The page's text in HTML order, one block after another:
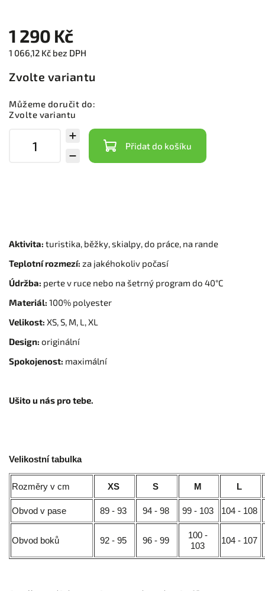
1 290 Kč
1 066,12 Kč bez DPH
Zvolte variantu
Můžeme doručit do:
Zvolte variantu
Přidat do košíku
Aktivita: turistika, běžky, skialpy, do práce, na rande
Teplotní rozmezí: za jakéhokoliv počasí
Údržba: perte v ruce nebo na šetrný program do 40°C
Materiál: 100% polyester
Velikost: XS, S, M, L, XL
Design: originální
Spokojenost: maximální
Ušito u nás pro tebe.
Velikostní tabulka
Rozměry v cm XS S M L
Obvod v pase 89 - 93 94 - 98 99 - 103 104 - 108
Obvod boků 92 - 95 96 - 99
100 -
103
104 - 107